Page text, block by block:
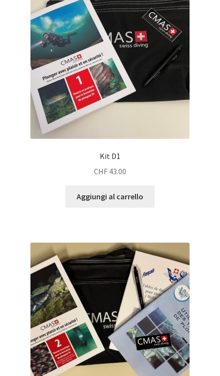
Kit D1
CHF 43.00
Aggiungi al carrello